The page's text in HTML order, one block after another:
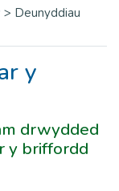
> Deunyddiau
y
drwydded
y briffordd